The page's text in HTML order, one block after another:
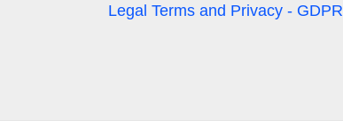
Legal Terms and Privacy - GDPR